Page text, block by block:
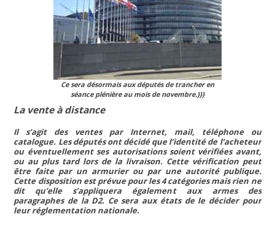
Ce sera désormais aux députés de trancher en
séance plénière au mois de novembre.}}}
La vente à distance
Il s’agit des ventes par Internet, mail, téléphone ou
catalogue. Les députés ont décidé que l’identité de l’acheteur
ou éventuellement ses autorisations soient vérifiées avant,
ou au plus tard lors de la livraison. Cette vérification peut
être faite par un armurier ou par une autorité publique.
Cette disposition est prévue pour les 4 catégories mais rien ne
dit qu’elle s’appliquera également aux armes des
paragraphes de la D2. Ce sera aux états de le décider pour
leur réglementation nationale.